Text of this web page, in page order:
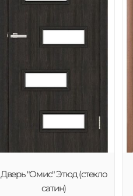
Дверь "Омис" Этюд (стекло
сатин)